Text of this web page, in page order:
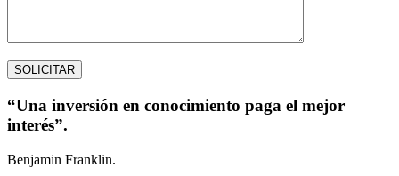
“Una inversión en conocimiento paga el mejor
interés”.
Benjamin Franklin.